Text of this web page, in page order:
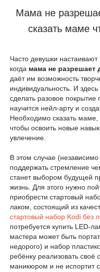
Мама не
сказать маме
Часто девушки
когда мама не разрешает
даёт им возможность
индивидуальность. И
сделать разовое покрытие
научится нейл-арту и
Необходимо сказать маме,
чтобы освоить новые
увлечение.
В этом случае
поддержать стремление
станет выбором будущей
жизнь. Для этого нужно
приобрести стартовый
лаком, состоящий из
стартовый набор Kodi без
потребуется купить LED-
мастера может быть
недорого) и набор
ребёнку реализовать своё
маникюром и не испортит